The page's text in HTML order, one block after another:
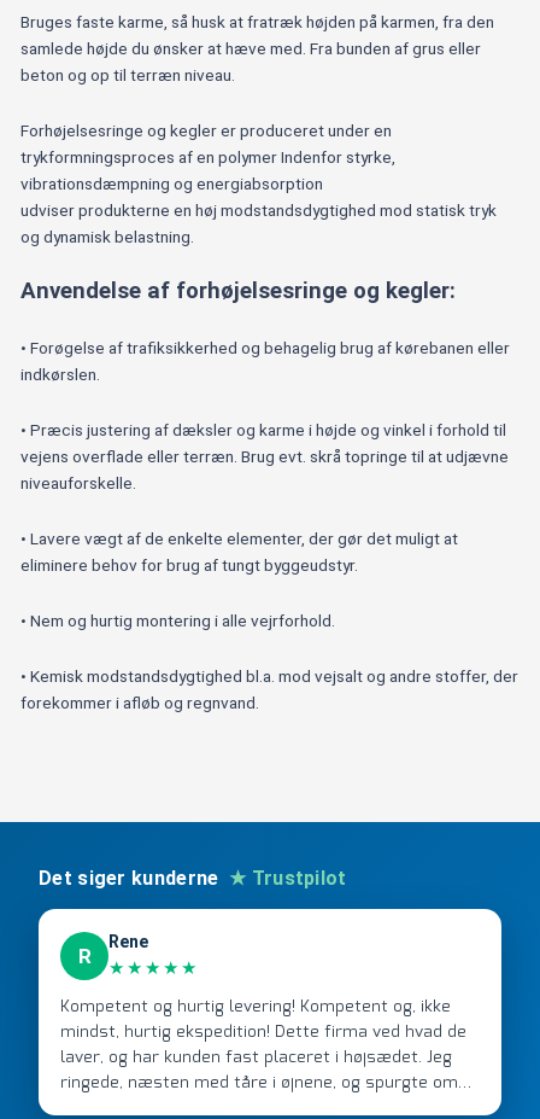
Bruges faste karme, så husk at fratræk højden på karmen, fra den
samlede højde du ønsker at hæve med. Fra bunden af grus eller
beton og op til terræn niveau.
Forhøjelsesringe og kegler er produceret under en
trykformningsproces af en polymer Indenfor styrke,
vibrationsdæmpning og energiabsorption
udviser produkterne en høj modstandsdygtighed mod statisk tryk
og dynamisk belastning.
Anvendelse af forhøjelsesringe og kegler:
• Forøgelse af trafiksikkerhed og behagelig brug af kørebanen eller
indkørslen.
• Præcis justering af dæksler og karme i højde og vinkel i forhold til
vejens overflade eller terræn. Brug evt. skrå topringe til at udjævne
niveauforskelle.
• Lavere vægt af de enkelte elementer, der gør det muligt at
eliminere behov for brug af tungt byggeudstyr.
• Nem og hurtig montering i alle vejrforhold.
• Kemisk modstandsdygtighed bl.a. mod vejsalt og andre stoffer, der
forekommer i afløb og regnvand.
Det siger kunderne ★ Trustpilot
R
Rene
★★★★★
Kompetent og hurtig levering! Kompetent og, ikke
mindst, hurtig ekspedition! Dette firma ved hvad de
laver, og har kunden fast placeret i højsædet. Jeg
ringede, næsten med tåre i øjnene, og spurgte om